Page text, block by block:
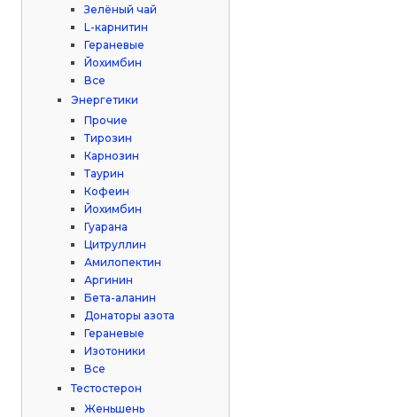
Зелёный чай
L-карнитин
Гераневые
Йохимбин
Все
Энергетики
Прочие
Тирозин
Карнозин
Таурин
Кофеин
Йохимбин
Гуарана
Цитруллин
Амилопектин
Аргинин
Бета-аланин
Донаторы азота
Гераневые
Изотоники
Все
Тестостерон
Женьшень